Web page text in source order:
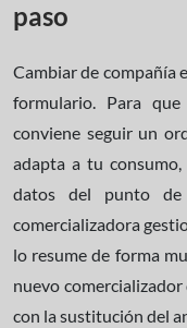
paso
Cambiar de compañía
formulario. Para
conviene seguir un
adapta a tu
datos del punto
comercializadora
lo resume de forma
nuevo
con la sustitución del